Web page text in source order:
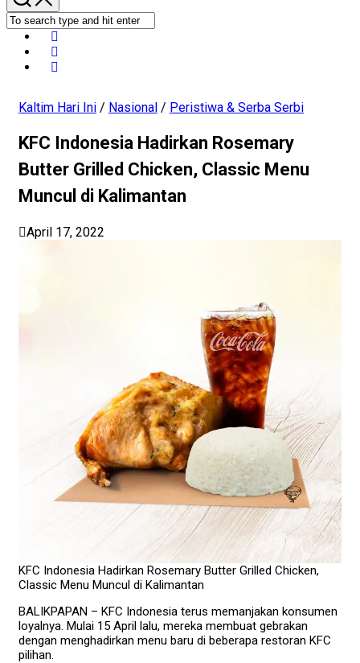
Kaltim Hari Ini / Nasional / Peristiwa & Serba Serbi
KFC Indonesia Hadirkan Rosemary
Butter Grilled Chicken, Classic Menu
Muncul di Kalimantan
April 17, 2022
KFC Indonesia Hadirkan Rosemary Butter Grilled Chicken,
Classic Menu Muncul di Kalimantan
BALIKPAPAN – KFC Indonesia terus memanjakan konsumen
loyalnya. Mulai 15 April lalu, mereka membuat gebrakan
dengan menghadirkan menu baru di beberapa restoran KFC
pilihan.